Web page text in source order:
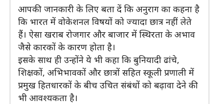
आपकी जानकारी के लिए बता दें कि अनुराग का कहना है
कि भारत में वोकेशनल विषयों को ज्यादा छात्र नहीं लेते
हैं। ऐसा खराब रोजगार और बाजार में स्थिरता के अभाव
जैसे कारकों के कारण होता है।
इसके साथ ही उन्होंने ये भी कहा कि बुनियादी ढांचे,
शिक्षकों, अभिभावकों और छात्रों सहित स्कूली प्रणाली में
प्रमुख हितधारकों के बीच उचित संबंधों को बढ़ावा देने की
भी आवश्यकता है।